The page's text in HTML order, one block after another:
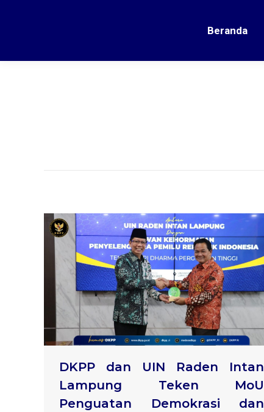
Beranda
DKPP dan UIN Raden Intan
Lampung Teken MoU
Penguatan Demokrasi dan